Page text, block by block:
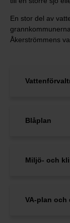
En stor del av
Åkerströmmens
Blåplan
Miljö- och
VA-plan